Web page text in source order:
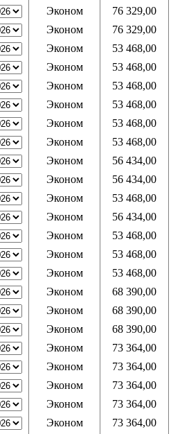
Эконом 76 329,00
Эконом 76 329,00
Эконом 53 468,00
Эконом 53 468,00
Эконом 53 468,00
Эконом 53 468,00
Эконом 53 468,00
Эконом 53 468,00
Эконом 56 434,00
Эконом 56 434,00
Эконом 53 468,00
Эконом 56 434,00
Эконом 53 468,00
Эконом 53 468,00
Эконом 53 468,00
Эконом 68 390,00
Эконом 68 390,00
Эконом 68 390,00
Эконом 73 364,00
Эконом 73 364,00
Эконом 73 364,00
Эконом 73 364,00
Эконом 73 364,00